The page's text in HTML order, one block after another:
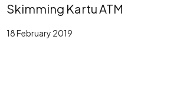
Skimming Kartu ATM
18 February 2019